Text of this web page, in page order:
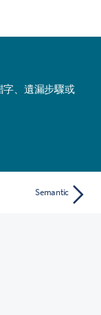
、遺漏步驟或
Semantic